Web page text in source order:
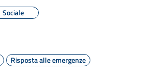
Sociale
Risposta alle emergenze